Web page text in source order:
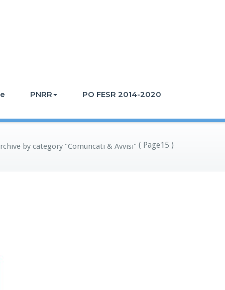
PNRR PO FESR 2014-2020
by category "Comuncati & Avvisi" ( Page15 )